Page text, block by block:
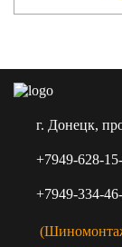
г. Донецк,
+7949-628-
+7949-334-